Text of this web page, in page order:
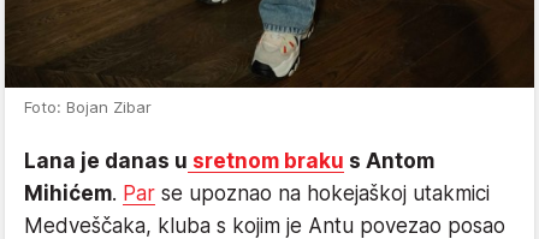
Foto: Bojan Zibar
Lana je danas u sretnom braku s Antom
Mihićem. Par se upoznao na hokejaškoj utakmici
Medveščaka, kluba s kojim je Antu povezao posao